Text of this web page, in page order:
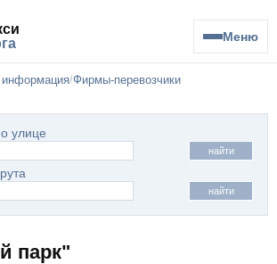
Меню
информация Фирмы-перевозчики
улице
найти
найти
парк"